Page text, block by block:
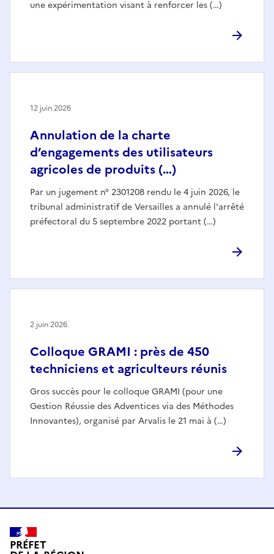
une expérimentation visant à renforcer les (…)
Annulation de la charte
d’engagements des utilisateurs
agricoles de produits (…)
Par un jugement n° 2301208 rendu le 4 juin 2026, le
tribunal administratif de Versailles a annulé l'arrêté
préfectoral du 5 septembre 2022 portant (…)
12 juin 2026
Colloque GRAMI : près de 450
techniciens et agriculteurs réunis
Gros succès pour le colloque GRAMI (pour une
Gestion Réussie des Adventices via des Méthodes
Innovantes), organisé par Arvalis le 21 mai à (…)
2 juin 2026
PRÉFET